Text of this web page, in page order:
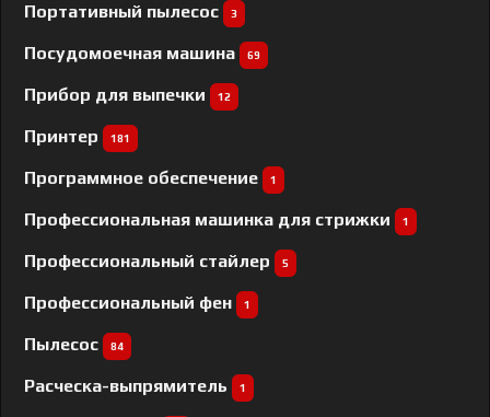
Портативный пылесос 3
Посудомоечная машина 69
Прибор для выпечки 12
Принтер 181
Программное обеспечение 1
Профессиональная машинка для стрижки 1
Профессиональный cтайлер 5
Профессиональный фен 1
Пылесос 84
Расческа-выпрямитель 1